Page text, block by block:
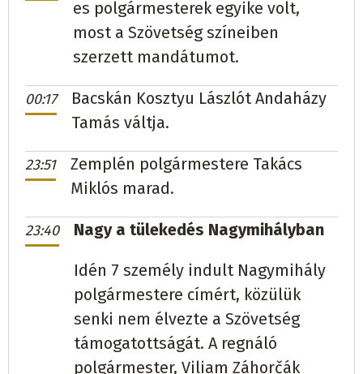
Anton Kocelafüggetlen657(59,03%)
RákócPeter OlejníkHlas-SD/SMER - SD
SolymosMartin Gerzanič
SzalókIveta Pavlikováfüggetlen181(68,82%)
SzirénfalvaPeter JakabSZÖVETSÉG120(41,52%)
Michal Bereznaninfüggetlen224(100%)
Emil IrchaHlas-SD/SMER - SD188
SzilvásújfaluJán Michalkofüggetlen250
Szinyér Magdaléna KondásováSZÖVETSÉG61
Szlovákújhely Ján Kalinič Hlas-SD255(62,2%)
SzolnocskaJuraj SzatmáriSZÖVETSÉG68
(58,12%)
SzomotorJán JuhászSZÖVETSÉG 306(46,36%)
Sztankóc Michal Bošiak KDH37 (100%)
es polgármesterek egyike volt,
most a Szövetség színeiben
szerzett mandátumot.
00:17
Bacskán Kosztyu Lászlót Andaházy
Tamás váltja.
23:51
Zemplén polgármestere Takács
Miklós marad.
23:40 Nagy a tülekedés Nagymihályban
Idén 7 személy indult Nagymihály
polgármestere címért, közülük
senki nem élvezte a Szövetség
támogatottságát. A regnáló
polgármester, Viliam Záhorčák